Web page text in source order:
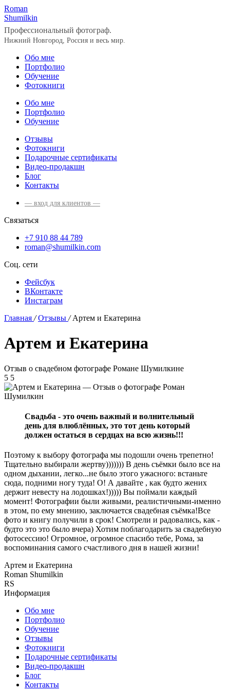
Roman
Shumilkin
Профессиональный фотограф.
Нижний Новгород, Россия и весь мир.
Обо мне
Портфолио
Обучение
Фотокниги
Обо мне
Портфолио
Обучение
Отзывы
Фотокниги
Подарочные сертификаты
Видео-продакшн
Блог
Контакты
— вход для клиентов —
Связаться
+7 910 88 44 789
roman@shumilkin.com
Соц. сети
Фейсбук
ВКонтакте
Инстаграм
Главная / Отзывы / Артем и Екатерина
Артем и Екатерина
Отзыв о свадебном фотографе Романе Шумилкине
5 5
Свадьба - это очень важный и волнительный
день для влюблённых, это тот день который
должен остаться в сердцах на всю жизнь!!!
Поэтому к выбору фотографа мы подошли очень трепетно!
Тщательно выбирали жертву))))))) В день съёмки было все на
одном дыхании, легко...не было этого ужасного: встаньте
сюда, подними ногу туда! О! А давайте , как будто жених
держит невесту на лодошках!))))) Вы поймали каждый
момент! Фотографии были живыми, реалистичными-именно
в этом, по ему мнению, заключается свадебная съёмка!Все
фото и книгу получили в срок! Смотрели и радовались, как -
будто это это было вчера) Хотим поблагодарить за свадебную
фотосессию! Огромное, огромное спасибо тебе, Рома, за
воспоминания самого счастливого дня в нашей жизни!
Артем и Екатерина
Roman Shumilkin
RS
Информация
Обо мне
Портфолио
Обучение
Отзывы
Фотокниги
Подарочные сертификаты
Видео-продакшн
Блог
Контакты